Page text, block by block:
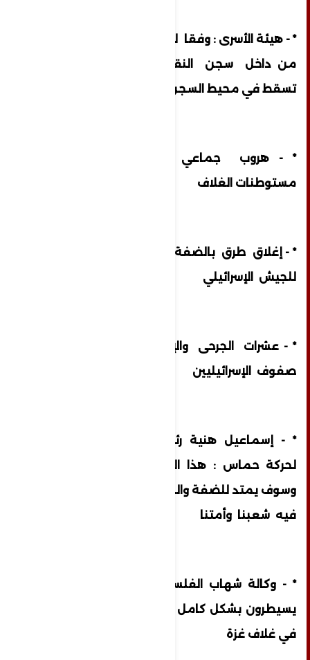
* - هيئة الأسرى : وفقا لمصاد ر خاصة ورسمية
من داخل سجن النقب صواريخ المقاومة
تسقط في محيط السجن
* - هروب جماعي للمستوطنين من
مستوطنات الغلاف
* - إغلاق طرق بالضفة الغربية واستنفار كبير
للجيش الإسرائيلي
* - عشرات الجرحى والإصابات الخطيرة في
صفوف الإسرائيليين
* - إسماعيل هنية رئيس المكتب السياسي
لحركة حماس : هذا الطوفان بدأ من غزة
وسوف يمتد للضفة والخارج ، وكل مكان يتواجد
فيه شعبنا وأمتنا
* - وكالة شهاب الفلسطينية : مقاتلو غزة
يسيطرون بشكل كامل على عدة مستوطنات
في غلاف غزة